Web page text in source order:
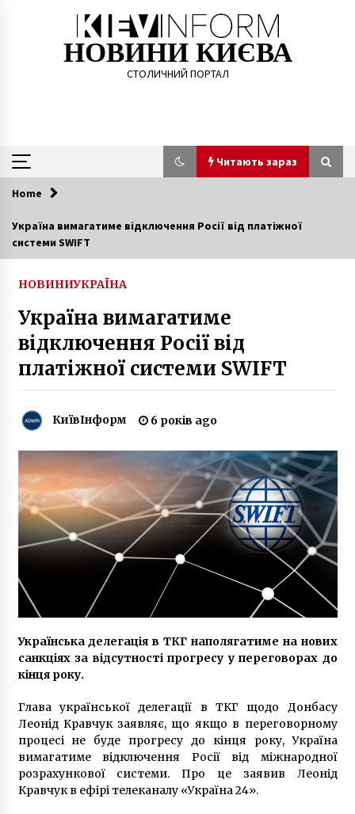
НОВИНИ КИЄВА
СТОЛИЧНИЙ ПОРТАЛ
Читають зараз
Читають зараз
Києва до Вінниці
5 років ago
Що робити зі своїм старим одягом
7 років ago
7 років ago
В Шевченковском районе столицы закидали
коктейлями молотова церковь УПЦ (МП)
10 років ago
Очередной масштабный прорыв трубы в
голосеевском районе Киева
10 років ago
Оксана Петрусенко – український соловейко
6 років ago
На київському заводі через падіння верстата
загинули двоє працівників
5 років ago
Home
Україна вимагатиме відключення Росії від платіжної
системи SWIFT
НОВИНИУКРАЇНА
Україна вимагатиме
відключення Росії від
платіжної системи SWIFT
КиївІнформ 6 років ago
Українська делегація в ТКГ наполягатиме на нових
санкціях за відсутності прогресу у переговорах до
кінця року.
Глава української делегації в ТКГ щодо Донбасу
Леонід Кравчук заявляє, що якщо в переговорному
процесі не буде прогресу до кінця року, Україна
вимагатиме відключення Росії від міжнародної
розрахункової системи. Про це заявив Леонід
Кравчук в ефірі телеканалу «Україна 24».